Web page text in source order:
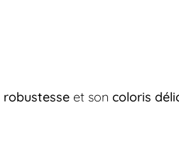
robustesse et son coloris